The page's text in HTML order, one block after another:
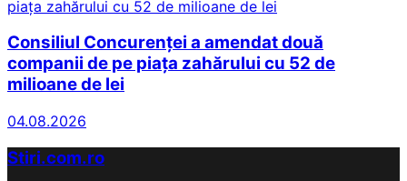
Consiliul Concurenței a amendat două
companii de pe piața zahărului cu 52 de
milioane de lei
04.08.2026
Stiri.com.ro